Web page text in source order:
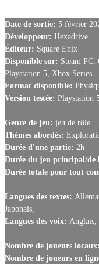
Date de sortie: 5 février
Développeur: Hexadrive
Éditeur: Square Enix
Disponible sur: Steam PC,
Playstation 5, Xbox Series
Format disponible:
Version testée: Playstation
Genre de jeu: jeu de rôle
Thèmes abordés:
Durée d'une partie: 2h
Durée du jeu principal/de
Durée totale pour tout
Langues des textes:
Japonais,
Langues des voix: Anglais,
Nombre de joueurs locaux:
Nombre de joueurs en